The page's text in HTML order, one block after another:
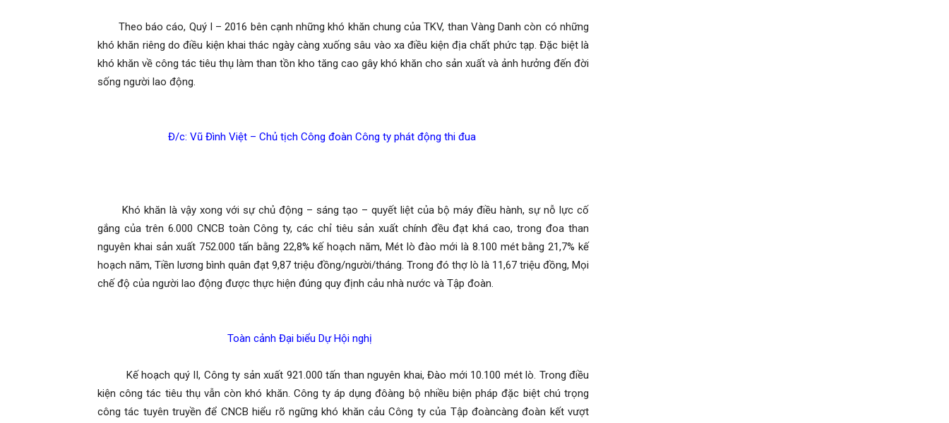
Danh
Vinacomin
Theo báo cáo, Quý I – 2016 bên cạnh những khó khăn chung của TKV, than Vàng Danh còn có những
khó khăn riêng do điều kiện khai thác ngày càng xuống sâu vào xa điều kiện địa chất phức tạp. Đặc biệt là
khó khăn về công tác tiêu thụ làm than tồn kho tăng cao gây khó khăn cho sản xuất và ảnh hưởng đến đời
sống người lao động.
Đ/c: Vũ Đình Việt – Chủ tịch Công đoàn Công ty phát động thi đua
Khó khăn là vậy xong với sự chủ động – sáng tạo – quyết liệt của bộ máy điều hành, sự nỗ lực cố
gắng của trên 6.000 CNCB toàn Công ty, các chỉ tiêu sản xuất chính đều đạt khá cao, trong đoa than
nguyên khai sản xuất 752.000 tấn bằng 22,8% kế hoạch năm, Mét lò đào mới là 8.100 mét bằng 21,7% kế
hoạch năm, Tiền lương bình quân đạt 9,87 triệu đồng/người/tháng. Trong đó thợ lò là 11,67 triệu đồng, Mọi
chế độ của người lao động được thực hiện đúng quy định cảu nhà nước và Tập đoàn.
Toàn cảnh Đại biểu Dự Hội nghị
Kế hoạch quý II, Công ty sản xuất 921.000 tấn than nguyên khai, Đào mới 10.100 mét lò. Trong điều
kiện công tác tiêu thụ vẫn còn khó khăn. Công ty áp dụng đôàng bộ nhiều biện pháp đặc biệt chú trọng
công tác tuyên truyền để CNCB hiểu rõ ngững khó khăn cảu Công ty của Tập đoàncàng đoàn kết vượt